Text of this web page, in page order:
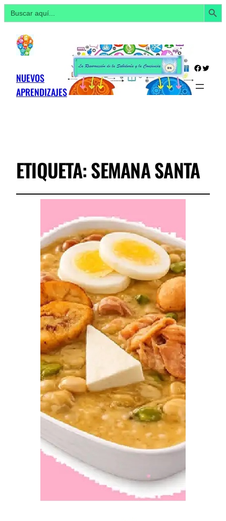
Buscar: Botón de
NUEVOS
APRENDIZAJES
Twitter
ETIQUETA:SEMANA SANTA